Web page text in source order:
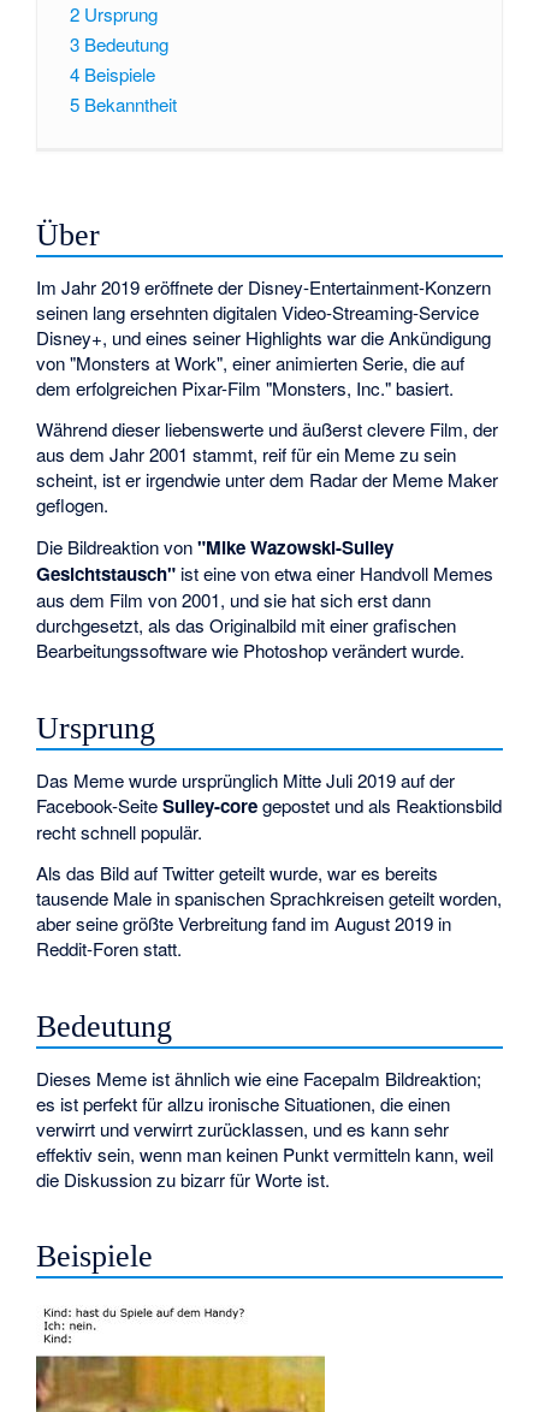
2 Ursprung
3 Bedeutung
4 Beispiele
5 Bekanntheit
Über
Im Jahr 2019 eröffnete der Disney-Entertainment-Konzern
seinen lang ersehnten digitalen Video-Streaming-Service
Disney+, und eines seiner Highlights war die Ankündigung
von "Monsters at Work", einer animierten Serie, die auf
dem erfolgreichen Pixar-Film "Monsters, Inc." basiert.
Während dieser liebenswerte und äußerst clevere Film, der
aus dem Jahr 2001 stammt, reif für ein Meme zu sein
scheint, ist er irgendwie unter dem Radar der Meme Maker
geflogen.
Die Bildreaktion von"Mike Wazowski-Sulley
Gesichtstausch" ist eine von etwa einer Handvoll Memes
aus dem Film von 2001, und sie hat sich erst dann
durchgesetzt, als das Originalbild mit einer grafischen
Bearbeitungssoftware wie Photoshop verändert wurde.
Ursprung
Das Meme wurde ursprünglich Mitte Juli 2019 auf der
Facebook-SeiteSulley-coregepostet und als Reaktionsbild
recht schnell populär.
Als das Bild auf Twitter geteilt wurde, war es bereits
tausende Male in spanischen Sprachkreisen geteilt worden,
aber seine größte Verbreitung fand im August 2019 in
Reddit-Foren statt.
Bedeutung
Dieses Meme ist ähnlich wie eine Facepalm Bildreaktion;
es ist perfekt für allzu ironische Situationen, die einen
verwirrt und verwirrt zurücklassen, und es kann sehr
effektiv sein, wenn man keinen Punkt vermitteln kann, weil
die Diskussion zu bizarr für Worte ist.
Beispiele